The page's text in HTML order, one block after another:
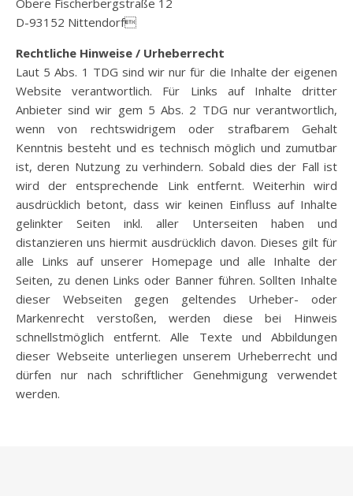
Obere Fischerbergstraße 12
D-93152 Nittendorf
Rechtliche Hinweise / Urheberrecht
Laut 5 Abs. 1 TDG sind wir nur für die Inhalte der eigenen
Website verantwortlich. Für Links auf Inhalte dritter
Anbieter sind wir gem 5 Abs. 2 TDG nur verantwortlich,
wenn von rechtswidrigem oder strafbarem Gehalt
Kenntnis besteht und es technisch möglich und zumutbar
ist, deren Nutzung zu verhindern. Sobald dies der Fall ist
wird der entsprechende Link entfernt. Weiterhin wird
ausdrücklich betont, dass wir keinen Einfluss auf Inhalte
gelinkter Seiten inkl. aller Unterseiten haben und
distanzieren uns hiermit ausdrücklich davon. Dieses gilt für
alle Links auf unserer Homepage und alle Inhalte der
Seiten, zu denen Links oder Banner führen. Sollten Inhalte
dieser Webseiten gegen geltendes Urheber- oder
Markenrecht verstoßen, werden diese bei Hinweis
schnellstmöglich entfernt. Alle Texte und Abbildungen
dieser Webseite unterliegen unserem Urheberrecht und
dürfen nur nach schriftlicher Genehmigung verwendet
werden.